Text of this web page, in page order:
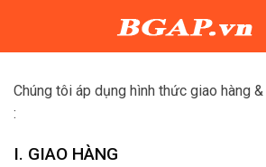
content
Chúng tôi áp dụng hình thức giao hàng
:
I. GIAO HÀNG